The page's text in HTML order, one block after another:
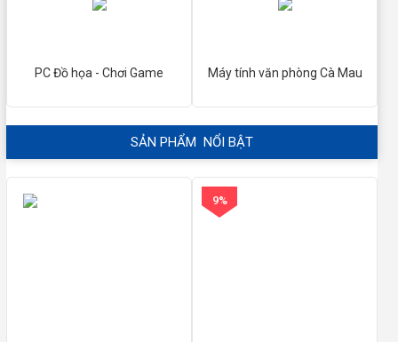
PC Đồ họa - Chơi Game Máy tính văn phòng Cà Mau
SẢN PHẨM NỔI BẬT
9%